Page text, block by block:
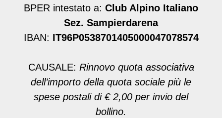
BPER intestato a: Club Alpino Italiano
Sez. Sampierdarena
IBAN: IT96P0538701405000047078574
CAUSALE: Rinnovo quota associativa
dell’importo della quota sociale più le
spese postali di € 2,00 per invio del
bollino.